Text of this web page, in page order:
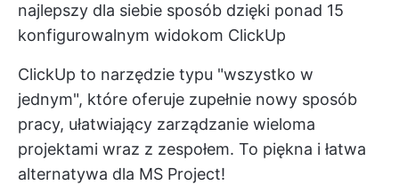
najlepszy dla siebie sposób dzięki ponad 15
konfigurowalnym widokom ClickUp
ClickUp to narzędzie typu "wszystko w
jednym", które oferuje zupełnie nowy sposób
pracy, ułatwiający zarządzanie wieloma
projektami wraz z zespołem. To piękna i łatwa
alternatywa dla MS Project!